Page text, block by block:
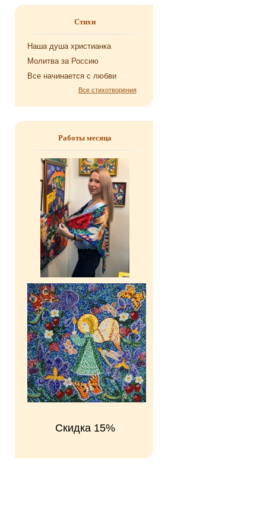
Стихи
Наша душа хри­сти­ан­ка
Мо­лит­ва за Рос­сию
Все на­чи­на­ет­ся с любви
Все стихотворения
Работы месяца
Скидка 15%